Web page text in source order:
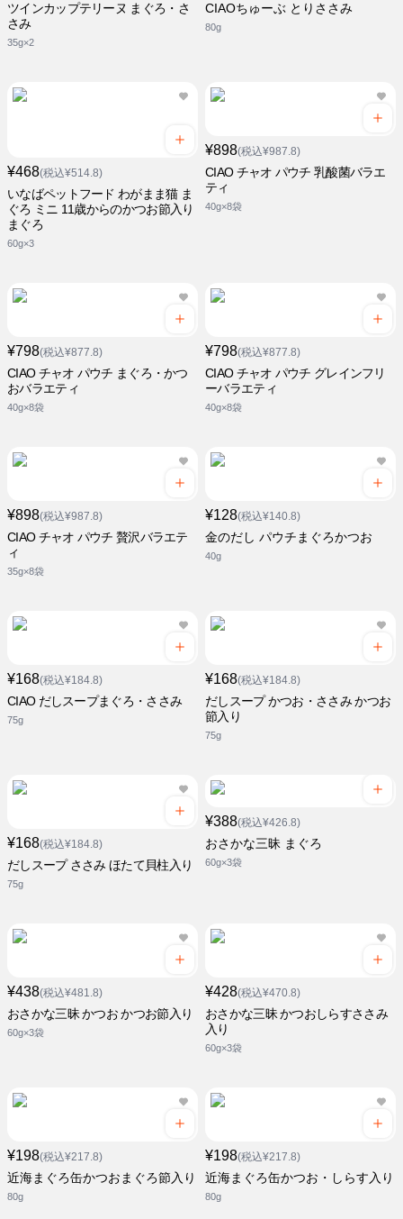
ツインカップテリーヌ まぐろ・さ
さみ
35g×2
CIAOちゅーぶ とりささみ
80g
¥468(税込¥514.8)
いなばペットフード わがまま猫 ま
ぐろ ミニ 11歳からのかつお節入り
まぐろ
60g×3
¥898(税込¥987.8)
CIAO チャオ パウチ 乳酸菌バラエ
ティ
40g×8袋
¥798(税込¥877.8)
CIAO チャオ パウチ まぐろ・かつ
おバラエティ
40g×8袋
¥798(税込¥877.8)
CIAO チャオ パウチ グレインフリ
ーバラエティ
40g×8袋
¥898(税込¥987.8)
CIAO チャオ パウチ 贅沢バラエテ
ィ
35g×8袋
¥128(税込¥140.8)
金のだし パウチまぐろかつお
40g
¥168(税込¥184.8)
CIAO だしスープまぐろ・ささみ
75g
¥168(税込¥184.8)
だしスープ かつお・ささみ かつお
節入り
75g
¥168(税込¥184.8)
だしスープ ささみ ほたて貝柱入り
75g
¥388(税込¥426.8)
おさかな三昧 まぐろ
60g×3袋
¥438(税込¥481.8)
おさかな三昧 かつお かつお節入り
60g×3袋
¥428(税込¥470.8)
おさかな三昧 かつおしらすささみ
入り
60g×3袋
¥198(税込¥217.8)
近海まぐろ缶かつおまぐろ節入り
80g
¥198(税込¥217.8)
近海まぐろ缶かつお・しらす入り
80g